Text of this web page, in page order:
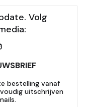
Volg
bestelling vanaf
uitschrijven